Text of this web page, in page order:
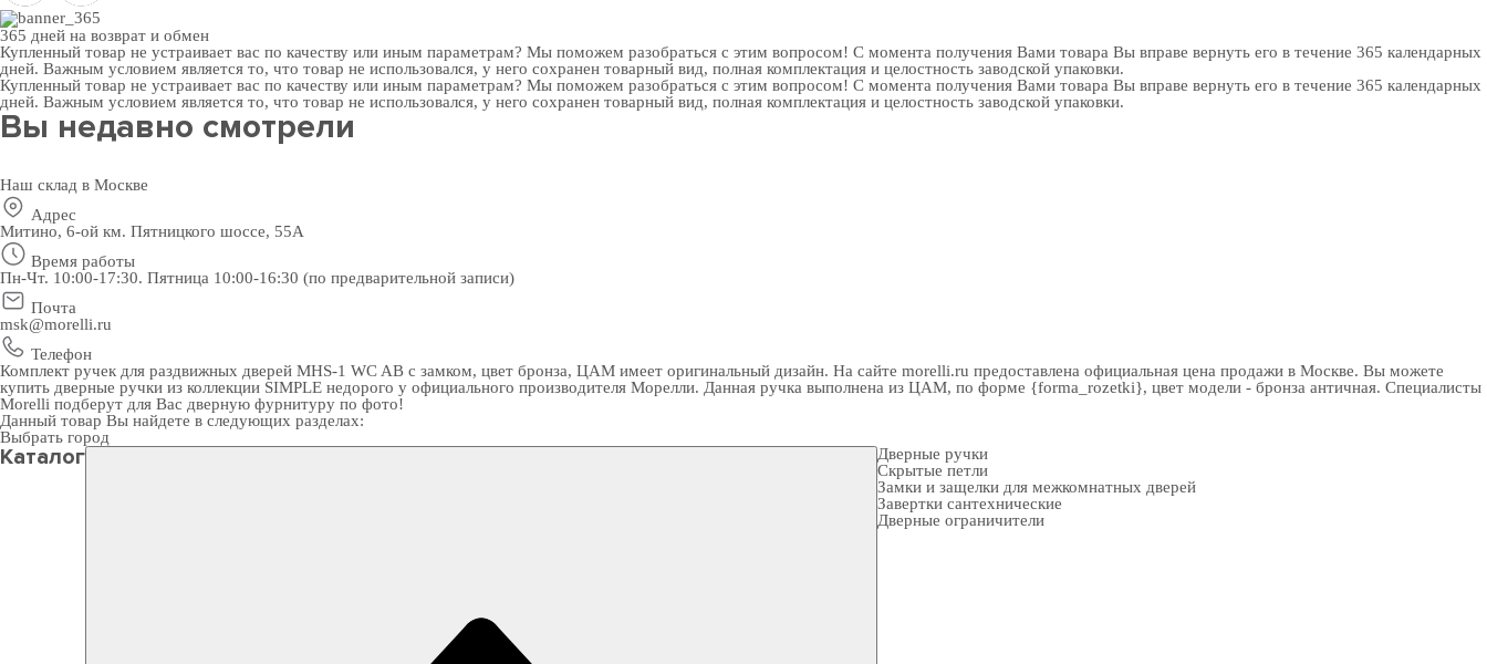
365 дней на возврат и обмен
Купленный товар не устраивает вас по качеству или иным параметрам? Мы поможем разобраться с этим вопросом! С момента получения Вами товара Вы вправе вернуть его в течение 365 календарных
дней. Важным условием является то, что товар не использовался, у него сохранен товарный вид, полная комплектация и целостность заводской упаковки.
Купленный товар не устраивает вас по качеству или иным параметрам? Мы поможем разобраться с этим вопросом! С момента получения Вами товара Вы вправе вернуть его в течение 365 календарных
дней. Важным условием является то, что товар не использовался, у него сохранен товарный вид, полная комплектация и целостность заводской упаковки.
Вы недавно смотрели
Наш склад в Москве
Адрес
Митино, 6-ой км. Пятницкого шоссе, 55А
Время работы
Пн-Чт. 10:00-17:30. Пятница 10:00-16:30 (по предварительной записи)
Почта
msk@morelli.ru
Телефон
Комплект ручек для раздвижных дверей MHS-1 WC AB с замком, цвет бронза, ЦАМ имеет оригинальный дизайн. На сайте morelli.ru предоставлена официальная цена продажи в Москве. Вы можете
купить дверные ручки из коллекции SIMPLE недорого у официального производителя Морелли. Данная ручка выполнена из ЦАМ, по форме {forma_rozetki}, цвет модели - бронза античная. Специалисты
Morelli подберут для Вас дверную фурнитуру по фото!
Данный товар Вы найдете в следующих разделах:
Выбрать город
Каталог
Дверные ручки
Скрытые петли
Замки и защелки для межкомнатных дверей
Завертки сантехнические
Дверные ограничители